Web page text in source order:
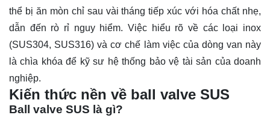
thể bị ăn mòn chỉ sau vài tháng tiếp xúc với hóa chất nhẹ,
dẫn đến rò rỉ nguy hiểm. Việc hiểu rõ về các loại inox
(SUS304, SUS316) và cơ chế làm việc của dòng van này
là chìa khóa để kỹ sư hệ thống bảo vệ tài sản của doanh
nghiệp.
Kiến thức nền về ball valve SUS
Ball valve SUS là gì?